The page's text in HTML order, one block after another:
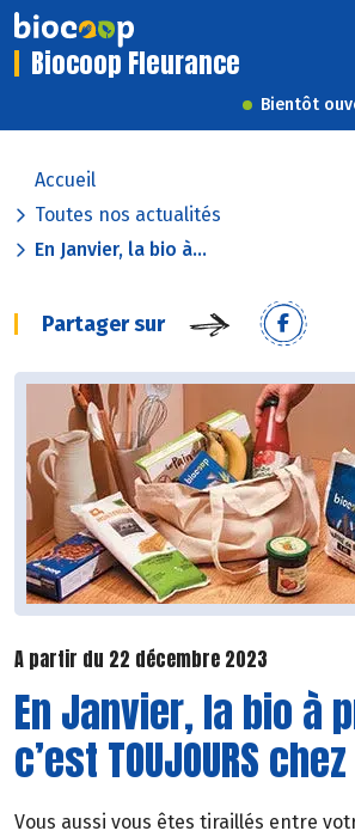
Biocoop Fleurance
Bientôt
Accueil
Toutes nos actualités
En Janvier, la bio à...
Partager sur
A partir du 22 décembre 2023
En Janvier, la bio à
c’est TOUJOURS
Vous aussi vous êtes tiraillés entre